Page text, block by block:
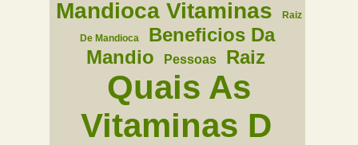
Mandioca Vitaminas Raiz
De Mandioca
Beneficios Da
Mandio
Pessoas Raiz
Quais As
Vitaminas D